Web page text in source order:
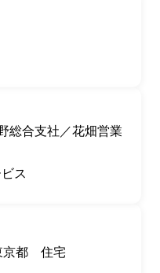
総合支社／花畑営業
ス
京都 住宅